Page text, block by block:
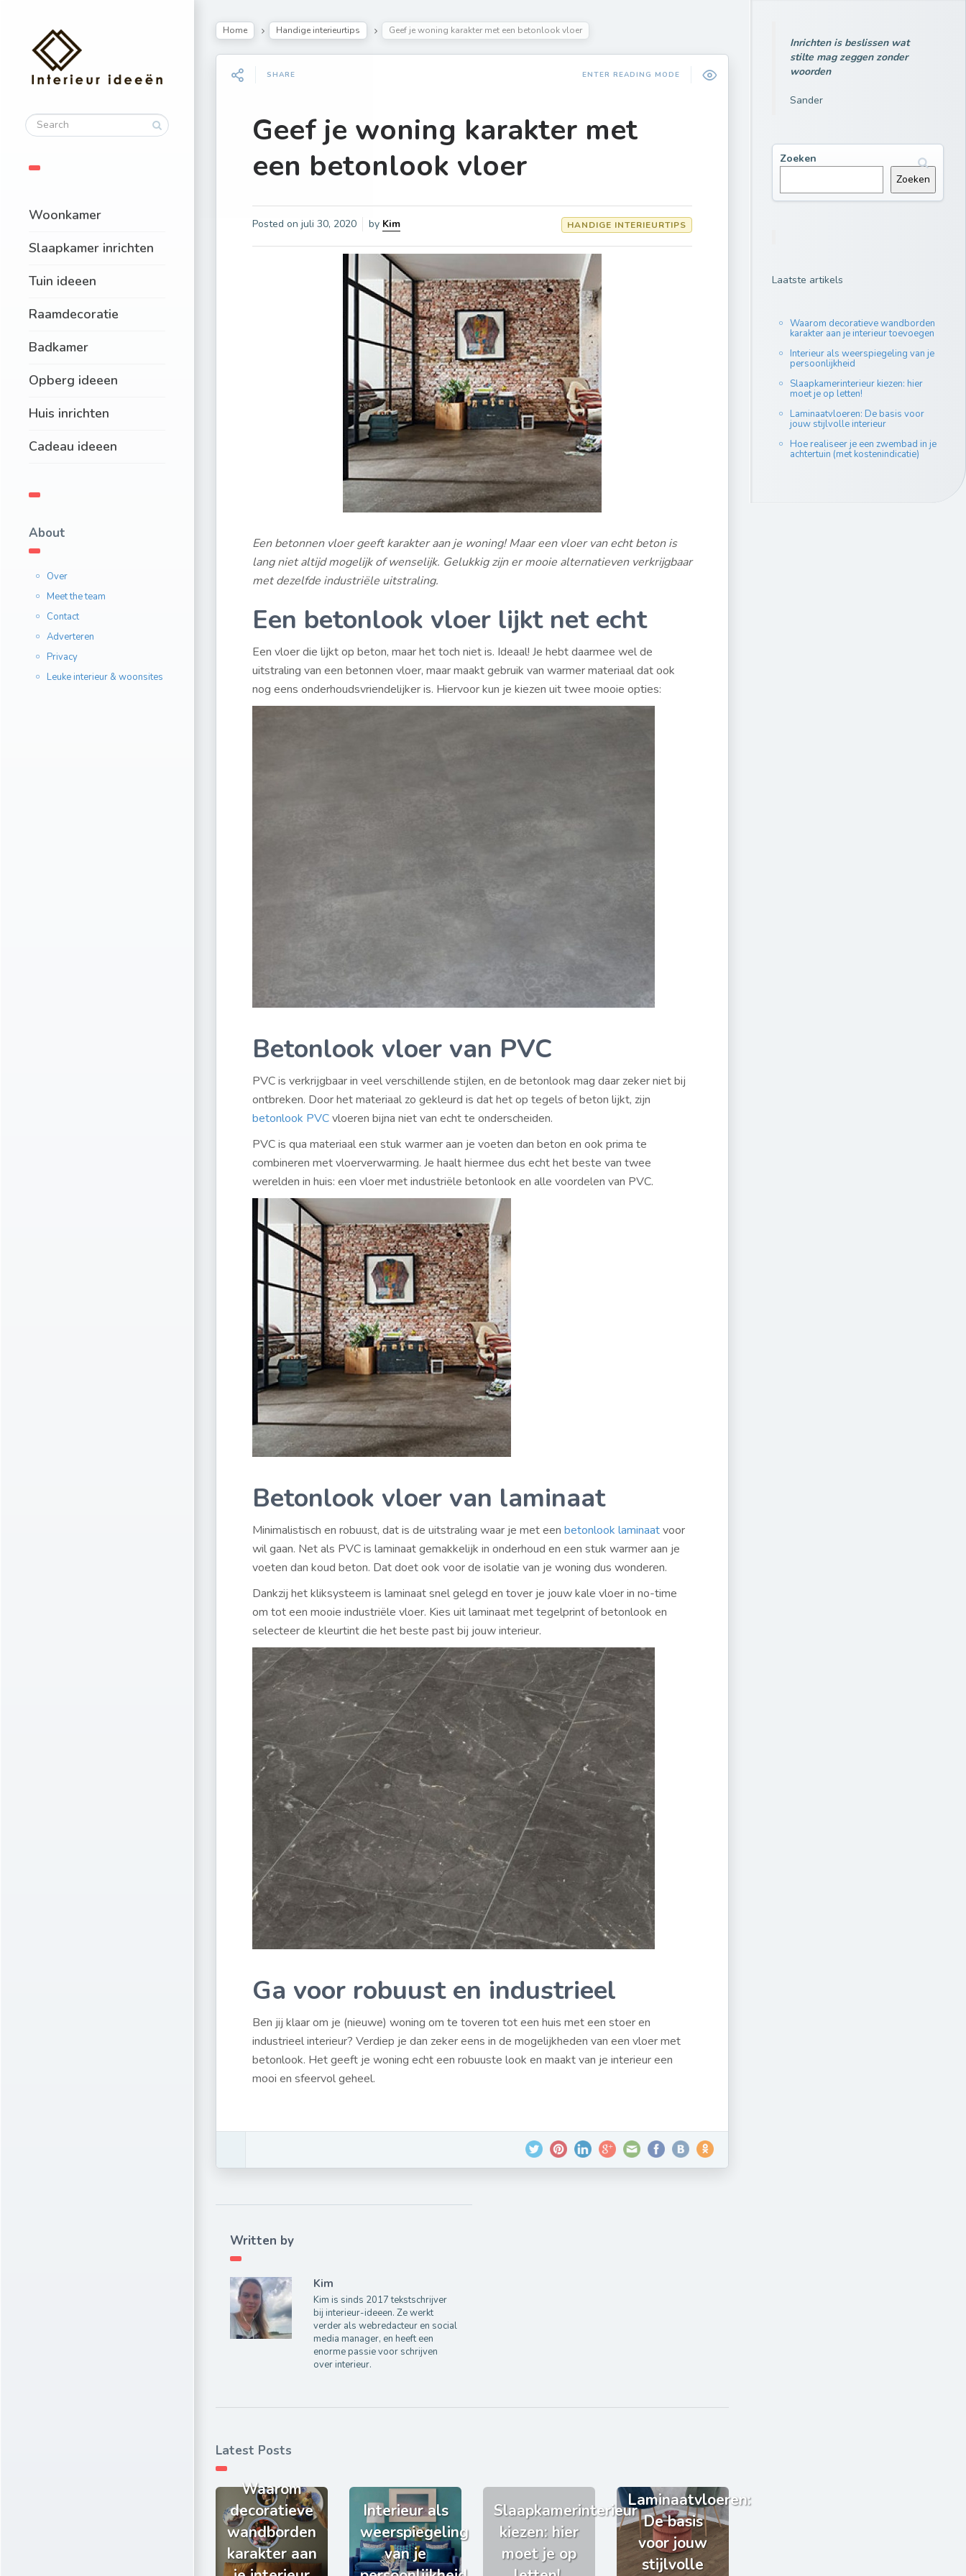
Woonkamer
Slaapkamer inrichten
Tuin ideeen
Raamdecoratie
Badkamer
Opberg ideeen
Huis inrichten
Cadeau ideeen
About
Over
Meet the team
Contact
Adverteren
Privacy
Leuke interieur & woonsites
Home Handige interieurtips Geef je woning karakter met een betonlook vloer
SHARE ENTER READING MODE
Geef je woning karakter met
een betonlook vloer
Posted on juli 30, 2020 by Kim HANDIGE INTERIEURTIPS
Een betonnen vloer geeft karakter aan je woning! Maar een vloer van echt beton is
lang niet altijd mogelijk of wenselijk. Gelukkig zijn er mooie alternatieven verkrijgbaar
met dezelfde industriële uitstraling.
Een betonlook vloer lijkt net echt
Een vloer die lijkt op beton, maar het toch niet is. Ideaal! Je hebt daarmee wel de
uitstraling van een betonnen vloer, maar maakt gebruik van warmer materiaal dat ook
nog eens onderhoudsvriendelijker is. Hiervoor kun je kiezen uit twee mooie opties:
Betonlook vloer van PVC
PVC is verkrijgbaar in veel verschillende stijlen, en de betonlook mag daar zeker niet bij
ontbreken. Door het materiaal zo gekleurd is dat het op tegels of beton lijkt, zijn
betonlook PVCvloeren bijna niet van echt te onderscheiden.
PVC is qua materiaal een stuk warmer aan je voeten dan beton en ook prima te
combineren met vloerverwarming. Je haalt hiermee dus echt het beste van twee
werelden in huis: een vloer met industriële betonlook en alle voordelen van PVC.
Betonlook vloer van laminaat
Minimalistisch en robuust, dat is de uitstraling waar je met een betonlook laminaatvoor
wil gaan. Net als PVC is laminaat gemakkelijk in onderhoud en een stuk warmer aan je
voeten dan koud beton. Dat doet ook voor de isolatie van je woning dus wonderen.
Dankzij het kliksysteem is laminaat snel gelegd en tover je jouw kale vloer in no-time
om tot een mooie industriële vloer. Kies uit laminaat met tegelprint of betonlook en
selecteer de kleurtint die het beste past bij jouw interieur.
Ga voor robuust en industrieel
Ben jij klaar om je (nieuwe) woning om te toveren tot een huis met een stoer en
industrieel interieur? Verdiep je dan zeker eens in de mogelijkheden van een vloer met
betonlook. Het geeft je woning echt een robuuste look en maakt van je interieur een
mooi en sfeervol geheel.
Written by
Kim
Kim is sinds 2017 tekstschrijver
bij interieur-ideeen. Ze werkt
verder als webredacteur en social
media manager, en heeft een
enorme passie voor schrijven
over interieur.
Latest Posts
Waarom
decoratieve
wandborden
karakter aan
Interieur als
weerspiegeling
van je
Slaapkamerinterieur
kiezen: hier
moet je op
Laminaatvloeren:
De basis
voor jouw
stijlvolle
Inrichten is beslissen wat
stilte mag zeggen zonder
woorden
Sander
Zoeken
Zoeken
Laatste artikels
Waarom decoratieve wandborden
karakter aan je interieur toevoegen
Interieur als weerspiegeling van je
persoonlijkheid
Slaapkamerinterieur kiezen: hier
moet je op letten!
Laminaatvloeren: De basis voor
jouw stijlvolle interieur
Hoe realiseer je een zwembad in je
achtertuin (met kostenindicatie)